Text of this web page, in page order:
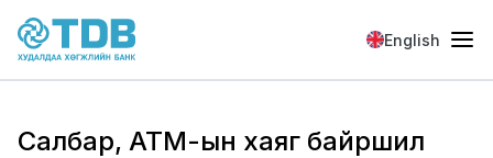
Skip to main content
English
Салбар, АТМ-ын хаяг байршил